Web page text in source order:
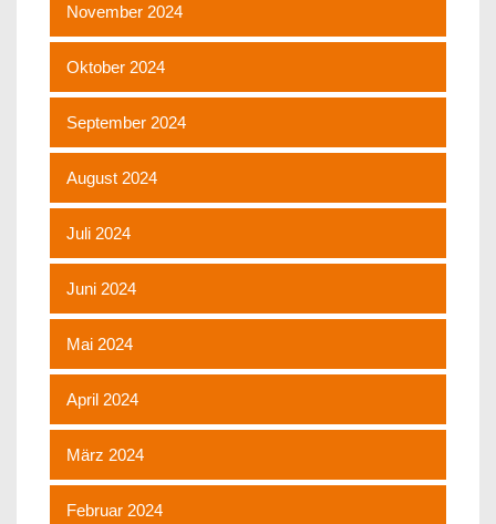
November 2024
Oktober 2024
September 2024
August 2024
Juli 2024
Juni 2024
Mai 2024
April 2024
März 2024
Februar 2024